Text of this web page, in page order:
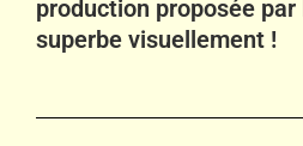
production proposée
superbe visuellement !